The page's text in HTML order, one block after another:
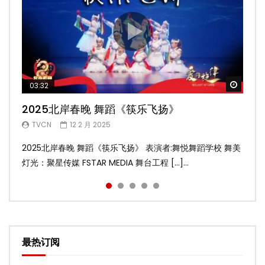
03:32
2025北岸春晚 舞蹈《筷乐飞扬》
TVCN 12 2 月 2025
2025北岸春晚 舞蹈《筷乐飞扬》 表演者:舞悦舞蹈学校 舞美
灯光：聚星传媒 FSTAR MEDIA 舞台工程 […]...
02:58
2025北岸春晚 舞蹈《乌兰巴托的夜》
TVCN 12 2 月 2025
2025北岸春晚 舞蹈《乌兰巴托的夜》 表演者:飞扬舞蹈团 舞
美灯光：聚星传媒 FSTAR MEDIA 舞台工 […]...
04:19
2025北岸春晚 古典舞《雨后》
TVCN 12 2 月 2025
2025北岸春晚 古典舞《雨后》 表演者:洪杰舞蹈学院 舞美灯
光：聚星传媒 FSTAR MEDIA 舞台工程： […]...
05:13
2025北岸春晚 傣族舞蹈《水的女儿》
TVCN 12 2 月 2025
2025北岸春晚 傣族舞蹈《水的女儿》 表演者:洪杰舞蹈学院
舞美灯光：聚星传媒 FSTAR MEDIA 舞台 […]...
03:45
2025北岸春晚 舞蹈《十八焕蝶》
TVCN 9 2 月 2025
2025北岸春晚 舞蹈《十八焕蝶》 表演者:舞悦舞蹈学校 舞美
灯光：聚星传媒 FSTAR MEDIA 舞台工程 […]...
最热订阅